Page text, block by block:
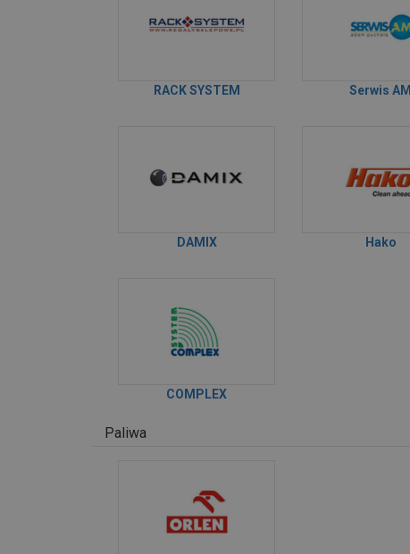
RACK SYSTEM Serwis AM
DAMIX Hako
COMPLEX
Paliwa